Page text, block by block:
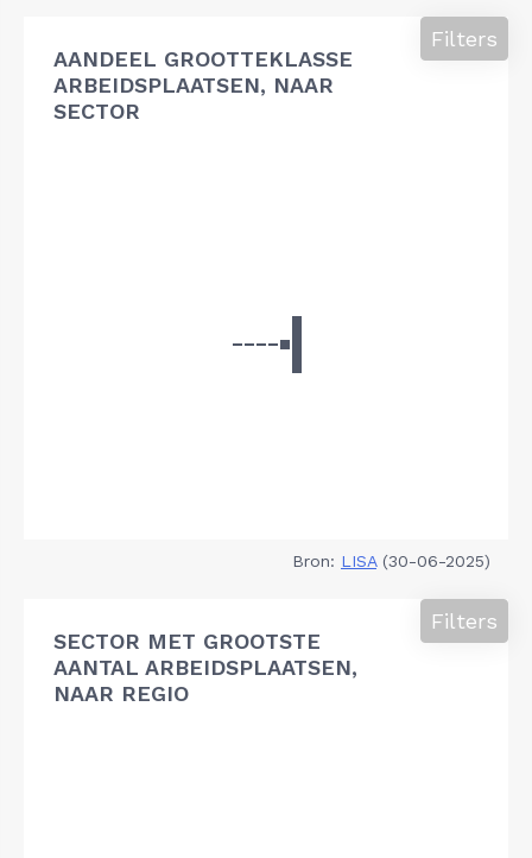
AANDEEL GROOTTEKLASSE
ARBEIDSPLAATSEN, NAAR
SECTOR
Filters
Bron: LISA(30-06-2025)
SECTOR MET GROOTSTE
AANTAL ARBEIDSPLAATSEN,
NAAR REGIO
Filters